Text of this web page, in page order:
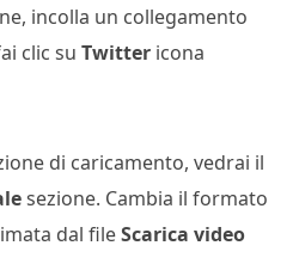
incolla un collegamento
clic su Twitter icona
di caricamento, vedrai il
sezione. Cambia il formato
dal fileScarica video